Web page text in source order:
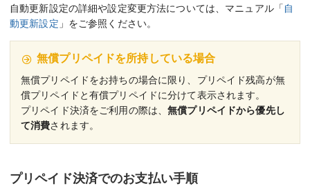
自動更新設定の詳細や設定変更方法については、マニュアル「 自
動更新設定 」をご参照ください。
無償プリペイドを所持している場合
無償プリペイドをお持ちの場合に限り、プリペイド残高が無
償プリペイドと有償プリペイドに分けて表示されます。
プリペイド決済をご利用の際は、無償プリペイドから優先し
て消費されます。
プリペイド決済でのお支払い手順